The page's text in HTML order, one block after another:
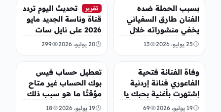
بسبب الحملة ضده
الفنان طارق السفياني
يخفي منشوراته خلال
2026 عبر فيس بوك
25 يوليو، 2026 13
منوعات
تقرير
تحديث اليوم تردد
قناة وناسة الجديد مايو
2026 على نايل سات
وعرب سات
20 يوليو، 2026 299
الفن
وفاة الفنانة فتحية
الفاعوري فنانة إردنية
إشتهرت بأغنية بحبك يا
عقرب
19 يوليو، 2026 69
تريندات
تعطيل حساب فيس
بوك الحساب غير متاح
مؤقتًا ما هو سبب ذلك
فيسبوك
19 يوليو، 2026 18